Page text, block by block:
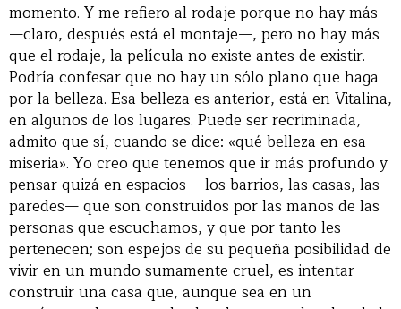
momento. Y me refiero al rodaje porque no hay más
—claro, después está el montaje—, pero no hay más
que el rodaje, la película no existe antes de existir.
Podría confesar que no hay un sólo plano que haga
por la belleza. Esa belleza es anterior, está en Vitalina,
en algunos de los lugares. Puede ser recriminada,
admito que sí, cuando se dice: «qué belleza en esa
miseria». Yo creo que tenemos que ir más profundo y
pensar quizá en espacios —los barrios, las casas, las
paredes— que son construidos por las manos de las
personas que escuchamos, y que por tanto les
pertenecen; son espejos de su pequeña posibilidad de
vivir en un mundo sumamente cruel, es intentar
construir una casa que, aunque sea en un